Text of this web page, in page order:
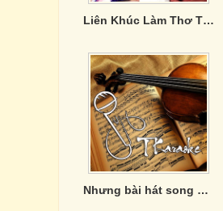
Liên Khúc Làm Thơ Tình - Hát Cho người Ra Đi
Nhưng bài hát song ca hay về tình yêu